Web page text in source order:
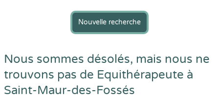
Nouvelle recherche
Nous sommes désolés, mais nous ne
trouvons pas de Equithérapeute à
Saint-Maur-des-Fossés